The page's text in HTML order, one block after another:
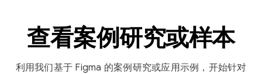
查看案例研究或样本
利用我们基于 Figma 的案例研究或应用示例，开始针对